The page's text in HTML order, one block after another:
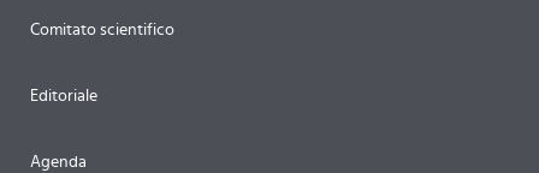
Comitato scientifico
Editoriale
Agenda